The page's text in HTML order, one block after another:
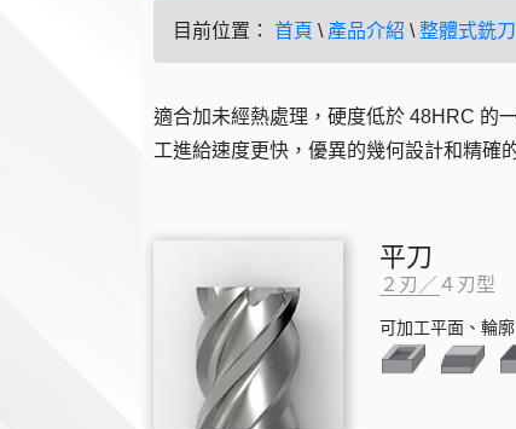
目前位置： 首頁 \ 產品介紹 \ 整體式銑刀
適合加未經熱處理，硬度低於 48HRC 的
工進給速度更快，優異的幾何設計和精確
平刀
２刃／４刃型
可加工平面、輪